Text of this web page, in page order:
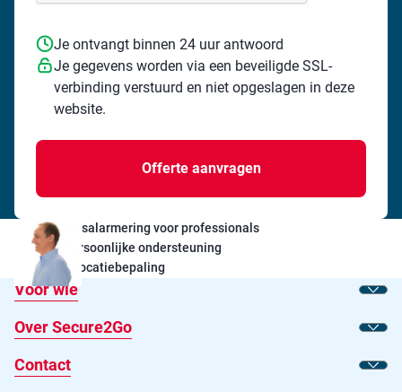
Je ontvangt binnen 24 uur antwoord
Je gegevens worden via een beveiligde SSL-
verbinding verstuurd en niet opgeslagen in deze
website.
Persoonsalarmering voor professionals
24/7 Persoonlijke ondersteuning
Exacte locatiebepaling
Voor wie
Toon
Over Secure2Go
Toon
Contact
Toon